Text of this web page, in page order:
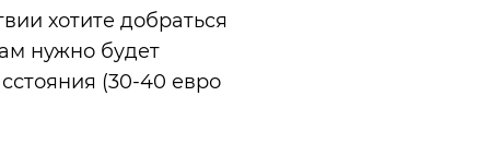
хотите добраться
нужно будет
(30-40 евро